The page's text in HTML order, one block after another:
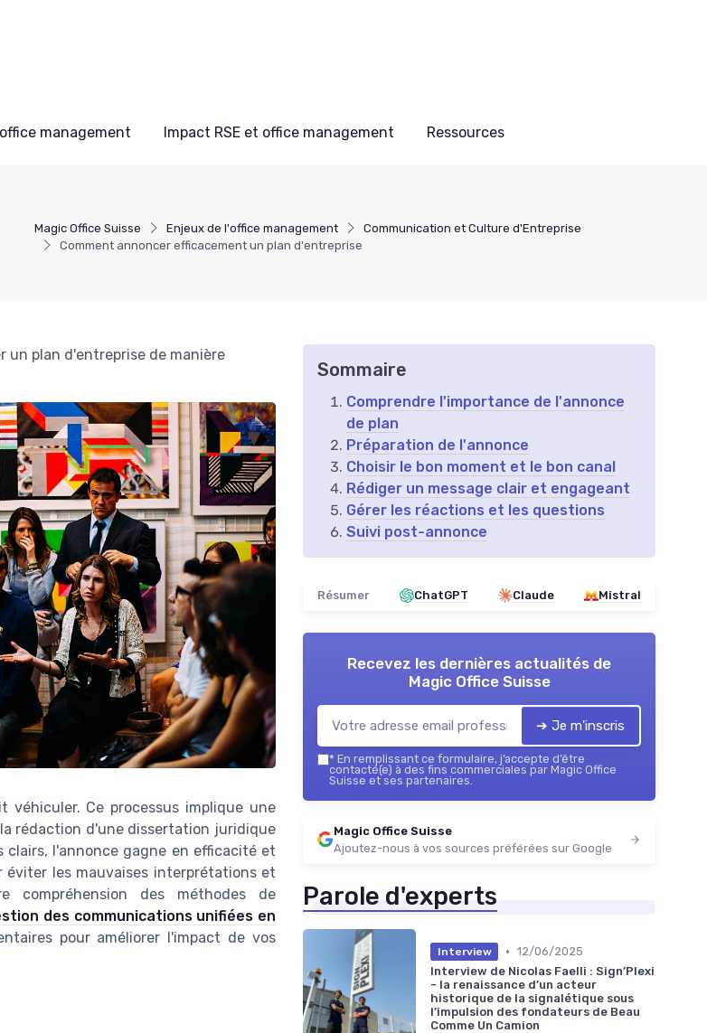
management Impact RSE et office management Ressources
Magic Office Suisse Enjeux de l'office management
Communication et Culture d'Entreprise
Comment annoncer efficacement un plan d'entreprise
un plan d'entreprise de manière
véhiculer. Ce processus implique une
rédaction d'une dissertation juridique
l'annonce gagne en efficacité et
les mauvaises interprétations et
compréhension des méthodes de
des communications unifiées en
pour améliorer l'impact de vos
Sommaire
Comprendre l'importance de l'annonce
de plan
Préparation de l'annonce
Choisir le bon moment et le bon canal
Rédiger un message clair et engageant
Gérer les réactions et les questions
Suivi post-annonce
Résumer ChatGPT Claude Mistral
Recevez les dernières actualités de
Magic Office Suisse
➔ Je m'inscris
* En remplissant ce formulaire, j’accepte d’être
contacté(e) à des fins commerciales par Magic Office
Suisse et ses partenaires.
Magic Office Suisse
Ajoutez-nous à vos sources préférées sur Google
Parole d'experts
Interview • 12/06/2025
Interview de Nicolas Faelli : Sign’Plexi
- la renaissance d’un acteur
historique de la signalétique sous
l’impulsion des fondateurs de Beau
Comme Un Camion